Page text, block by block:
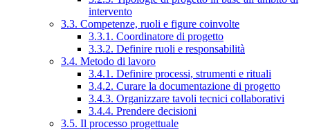
intervento
3.3. Competenze, ruoli e figure coinvolte
3.3.1. Coordinatore di progetto
3.3.2. Definire ruoli e responsabilità
3.4. Metodo di lavoro
3.4.1. Definire processi, strumenti e rituali
3.4.2. Curare la documentazione di progetto
3.4.3. Organizzare tavoli tecnici collaborativi
3.4.4. Prendere decisioni
3.5. Il processo progettuale